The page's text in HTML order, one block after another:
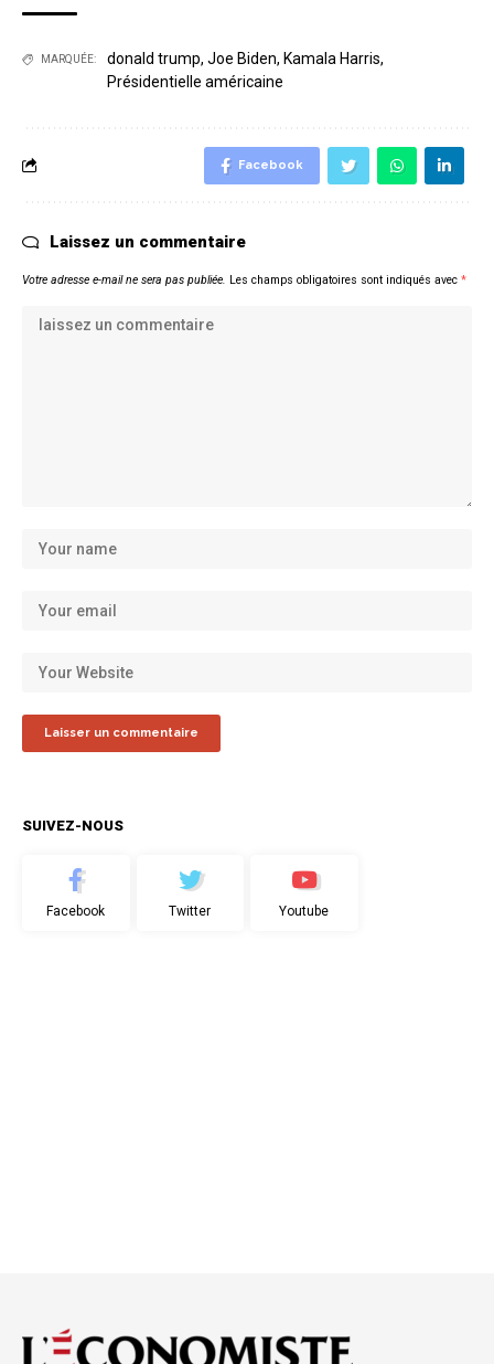
MARQUÉE: donald trump, Joe Biden, Kamala Harris,
Présidentielle américaine
Facebook
Laissez un commentaire
Votre adresse e-mail ne sera pas publiée. Les champs obligatoires sont indiqués avec *
SUIVEZ-NOUS
Facebook Twitter Youtube